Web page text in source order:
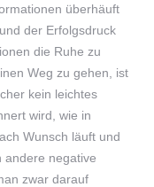
überhäuft
der Erfolgsdruck
die Ruhe zu
Weg zu gehen, ist
kein leichtes
wird, wie in
Wunsch läuft und
andere negative
zwar darauf